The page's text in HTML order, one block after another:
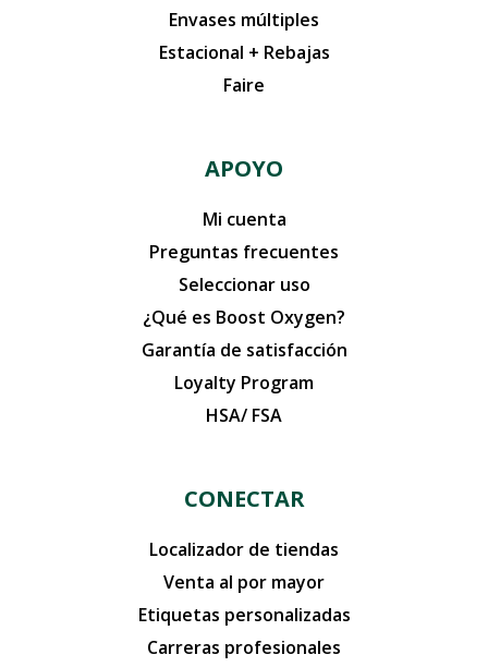
Envases múltiples
Estacional + Rebajas
Faire
APOYO
Mi cuenta
Preguntas frecuentes
Seleccionar uso
¿Qué es Boost Oxygen?
Garantía de satisfacción
Loyalty Program
HSA/ FSA
CONECTAR
Localizador de tiendas
Venta al por mayor
Etiquetas personalizadas
Carreras profesionales